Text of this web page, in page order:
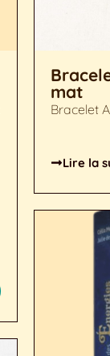
mat
Bracelet
Lire la